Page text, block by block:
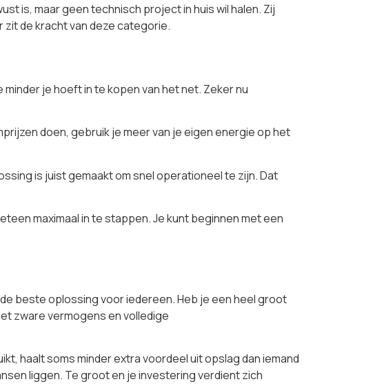
is, maar geen technisch project in huis wil halen. Zij
de kracht van deze categorie.
je hoeft in te kopen van het net. Zeker nu
doen, gebruik je meer van je eigen energie op het
is juist gemaakt om snel operationeel te zijn. Dat
maximaal in te stappen. Je kunt beginnen met een
beste oplossing voor iedereen. Heb je een heel groot
zware vermogens en volledige
haalt soms minder extra voordeel uit opslag dan iemand
liggen. Te groot en je investering verdient zich